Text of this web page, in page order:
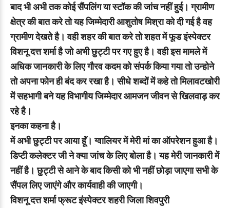
बाद भी अभी तक कोई सैंपलिंग या स्टॉक की जांच नहीं हुई। ग्रामीण
क्षेत्र की बात करे तो यह जिम्मेदारी आशुतोष मिश्रा को दी गई है वह
ग्रामीण देखते है। वही शहर की बात करे तो शहत में फूड इंस्पेक्टर
विशनू दत्त शर्मा है जो अभी छुट्टी पर गए हुए है। वही इस मामले में
अधिक जानकारी के लिए गौरव कदम को संपर्क किया गया तो उन्होने
तो अपना फोन ही बंद कर रखा है। सीधे शब्दों में कहे तो मिलावटखोरी
में सहभागी बने यह विभागीय जिम्मेदार आमजन जीवन से खिलवाड़ कर
रहे है।
इनका कहना है।
में अभी छुट्टी पर आया हूॅं। ग्वालियर में मेरी मां का ऑपरेशन हुआ है।
डिप्टी कलेक्टर जी ने क्या जांच के लिए बोला है। यह मेरी जानकारी में
नहीं है। छुट्टी से आने के बाद किसी को भी नहीं छोड़ा जाएगा सभी के
सैंपल लिए जाएंगे और कार्यवाही की जाएगी।
विशनू दत्त शर्मा फ्रूट इंस्पेक्टर शहरी जिला शिवपुरी